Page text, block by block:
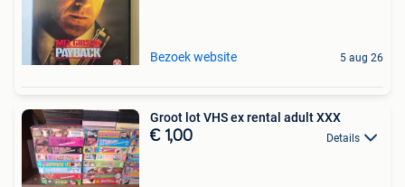
Bezoek website 5 aug 26
Groot lot VHS ex rental adult XXX
€ 1,00 Details